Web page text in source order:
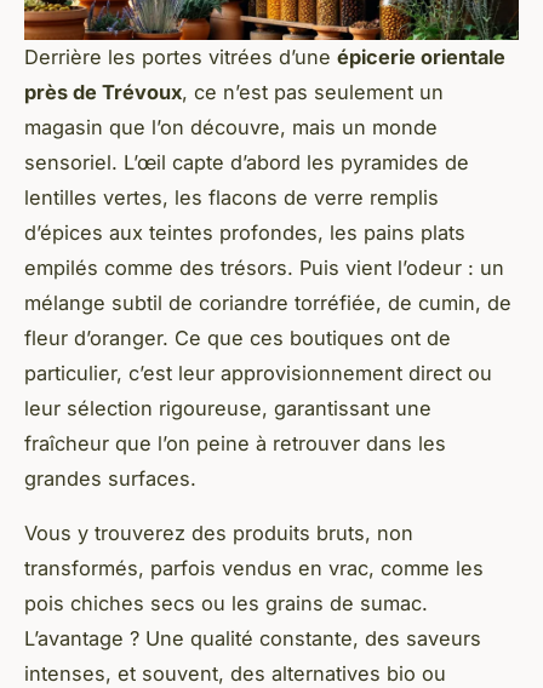
Derrière les portes vitrées d’une épicerie orientale
près de Trévoux, ce n’est pas seulement un
magasin que l’on découvre, mais un monde
sensoriel. L’œil capte d’abord les pyramides de
lentilles vertes, les flacons de verre remplis
d’épices aux teintes profondes, les pains plats
empilés comme des trésors. Puis vient l’odeur : un
mélange subtil de coriandre torréfiée, de cumin, de
fleur d’oranger. Ce que ces boutiques ont de
particulier, c’est leur approvisionnement direct ou
leur sélection rigoureuse, garantissant une
fraîcheur que l’on peine à retrouver dans les
grandes surfaces.
Vous y trouverez des produits bruts, non
transformés, parfois vendus en vrac, comme les
pois chiches secs ou les grains de sumac.
L’avantage ? Une qualité constante, des saveurs
intenses, et souvent, des alternatives bio ou